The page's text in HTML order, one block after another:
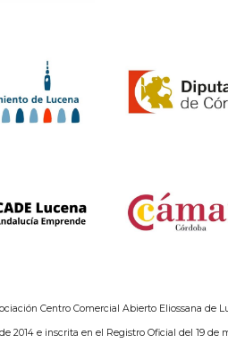
Centro Comercial Abierto Eliossana de
2014 e inscrita en el Registro Oficial del 19 de